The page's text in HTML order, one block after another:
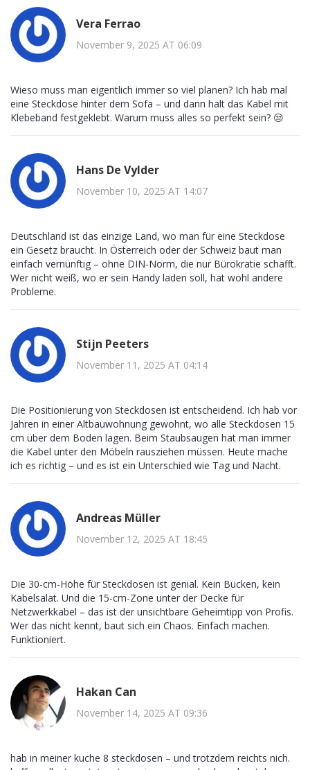
Vera Ferrao
November 9, 2025 AT 06:09
Wieso muss man eigentlich immer so viel planen? Ich hab mal
eine Steckdose hinter dem Sofa – und dann halt das Kabel mit
Klebeband festgeklebt. Warum muss alles so perfekt sein? 😒
Hans De Vylder
November 10, 2025 AT 14:07
Deutschland ist das einzige Land, wo man für eine Steckdose
ein Gesetz braucht. In Österreich oder der Schweiz baut man
einfach vernünftig – ohne DIN-Norm, die nur Bürokratie schafft.
Wer nicht weiß, wo er sein Handy laden soll, hat wohl andere
Probleme.
Stijn Peeters
November 11, 2025 AT 04:14
Die Positionierung von Steckdosen ist entscheidend. Ich hab vor
Jahren in einer Altbauwohnung gewohnt, wo alle Steckdosen 15
cm über dem Boden lagen. Beim Staubsaugen hat man immer
die Kabel unter den Möbeln rausziehen müssen. Heute mache
ich es richtig – und es ist ein Unterschied wie Tag und Nacht.
Andreas Müller
November 12, 2025 AT 18:45
Die 30-cm-Höhe für Steckdosen ist genial. Kein Bücken, kein
Kabelsalat. Und die 15-cm-Zone unter der Decke für
Netzwerkkabel – das ist der unsichtbare Geheimtipp von Profis.
Wer das nicht kennt, baut sich ein Chaos. Einfach machen.
Funktioniert.
Hakan Can
November 14, 2025 AT 09:36
hab in meiner kuche 8 steckdosen – und trotzdem reichts nich.